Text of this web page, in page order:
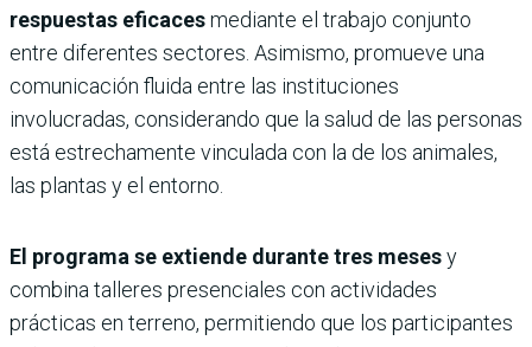
respuestas eficacesmediante el trabajo conjunto
entre diferentes sectores. Asimismo, promueve una
comunicación fluida entre las instituciones
involucradas, considerando que la salud de las personas
está estrechamente vinculada con la de los animales,
las plantas y el entorno.
El programa se extiende durante tres mesesy
combina talleres presenciales con actividades
prácticas en terreno, permitiendo que los participantes